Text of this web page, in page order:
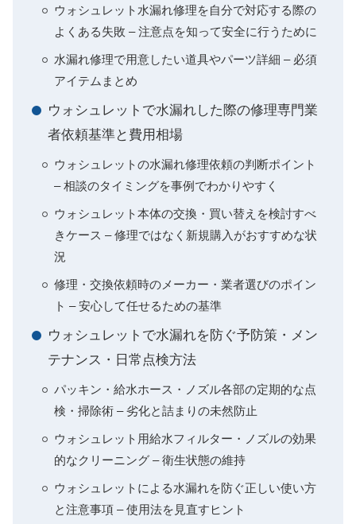
ウォシュレット水漏れ修理を自分で対応する際の
よくある失敗 – 注意点を知って安全に行うために
水漏れ修理で用意したい道具やパーツ詳細 – 必須
アイテムまとめ
ウォシュレットで水漏れした際の修理専門業
者依頼基準と費用相場
ウォシュレットの水漏れ修理依頼の判断ポイント
– 相談のタイミングを事例でわかりやすく
ウォシュレット本体の交換・買い替えを検討すべ
きケース – 修理ではなく新規購入がおすすめな状
況
修理・交換依頼時のメーカー・業者選びのポイン
ト – 安心して任せるための基準
ウォシュレットで水漏れを防ぐ予防策・メン
テナンス・日常点検方法
パッキン・給水ホース・ノズル各部の定期的な点
検・掃除術 – 劣化と詰まりの未然防止
ウォシュレット用給水フィルター・ノズルの効果
的なクリーニング – 衛生状態の維持
ウォシュレットによる水漏れを防ぐ正しい使い方
と注意事項 – 使用法を見直すヒント